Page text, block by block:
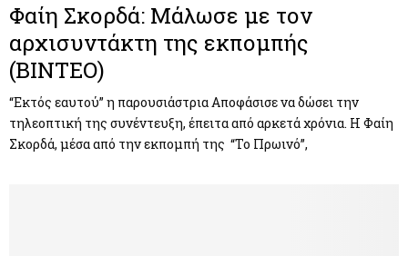
Φαίη Σκορδά: Μάλωσε με τον
αρχισυντάκτη της εκπομπής
(BINTEO)
“Εκτός εαυτού” η παρουσιάστρια Αποφάσισε να δώσει την
τηλεοπτική της συνέντευξη, έπειτα από αρκετά χρόνια. Η Φαίη
Σκορδά, μέσα από την εκπομπή της “Το Πρωινό”,